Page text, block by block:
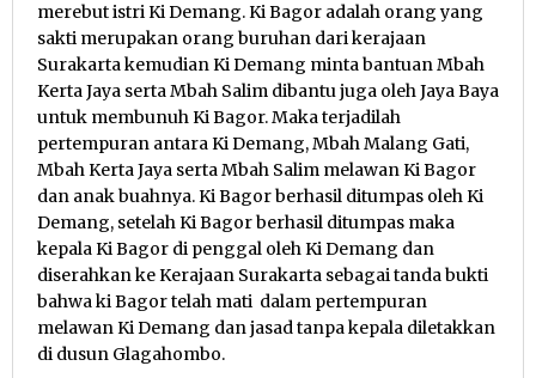
merebut istri Ki Demang. Ki Bagor adalah orang yang
sakti merupakan orang buruhan dari kerajaan
Surakarta kemudian Ki Demang minta bantuan Mbah
Kerta Jaya serta Mbah Salim dibantu juga oleh Jaya Baya
untuk membunuh Ki Bagor. Maka terjadilah
pertempuran antara Ki Demang, Mbah Malang Gati,
Mbah Kerta Jaya serta Mbah Salim melawan Ki Bagor
dan anak buahnya. Ki Bagor berhasil ditumpas oleh Ki
Demang, setelah Ki Bagor berhasil ditumpas maka
kepala Ki Bagor di penggal oleh Ki Demang dan
diserahkan ke Kerajaan Surakarta sebagai tanda bukti
bahwa ki Bagor telah mati dalam pertempuran
melawan Ki Demang dan jasad tanpa kepala diletakkan
di dusun Glagahombo.